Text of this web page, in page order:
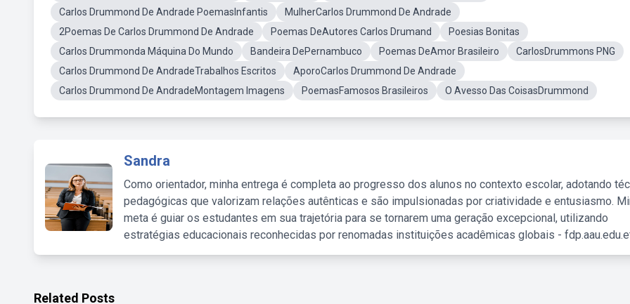
Carlos Drummond De Andrade PoemasInfantis
MulherCarlos Drummond De Andrade
2Poemas De Carlos Drummond De Andrade
Poemas DeAutores Carlos Drumand
Poesias Bonitas
Carlos Drummonda Máquina Do Mundo
Bandeira DePernambuco Poemas DeAmor Brasileiro
CarlosDrummons PNG
Carlos Drummond De AndradeTrabalhos Escritos
AporoCarlos Drummond De Andrade
Carlos Drummond De AndradeMontagem Imagens
PoemasFamosos Brasileiros O Avesso Das CoisasDrummond
Sandra
Como orientador, minha entrega é completa ao progresso dos alunos no contexto escolar, adotando
pedagógicas que valorizam relações autênticas e são impulsionadas por criatividade e entusiasmo.
meta é guiar os estudantes em sua trajetória para se tornarem uma geração excepcional, utilizando
estratégias educacionais reconhecidas por renomadas instituições acadêmicas globais -
Related Posts